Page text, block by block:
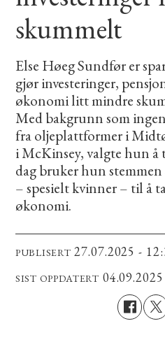
skummelt
Else Høeg Sundfør er
gjør investeringer,
økonomi litt mindre
Med bakgrunn som
fra oljeplattformer i
i McKinsey, valgte hun
dag bruker hun
– spesielt kvinner – til å
økonomi.
PUBLISERT 27.07.2025 -
SIST OPPDATERT